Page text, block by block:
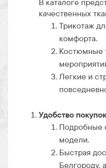
качественных
Трикотаж
комфорта.
Костюмные
Легкие и
Удобство
Подробные
модели.
Быстрая
Белгороду,